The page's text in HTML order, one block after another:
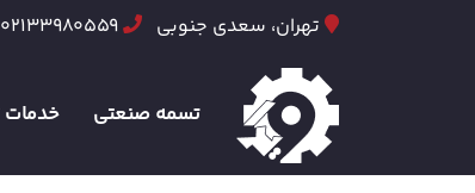
تهران، سعدی جنوبی 02133980559
تسمه صنعتی خدمات